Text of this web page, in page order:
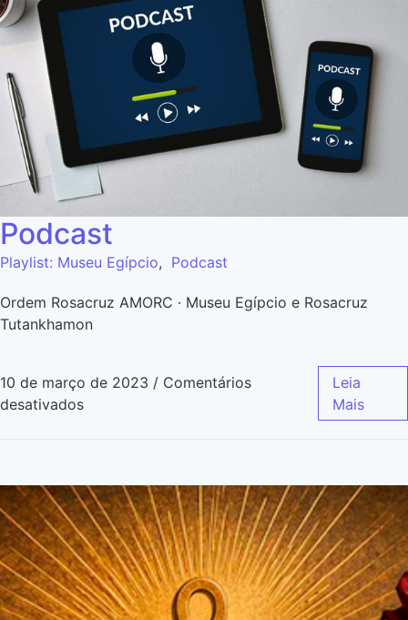
Podcast
Playlist: Museu Egípcio, Podcast
Ordem Rosacruz AMORC · Museu Egípcio e Rosacruz
Tutankhamon
10 de março de 2023 / Comentários
desativados
Leia
Mais